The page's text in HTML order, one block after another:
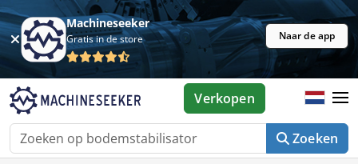
Machineseeker
Gratis in de store Naar de app
Zoeken
Verkopen